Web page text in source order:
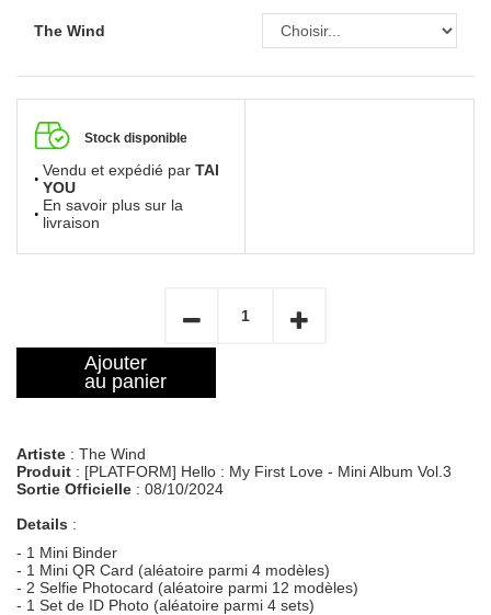
The Wind
Stock disponible
Vendu et expédié par TAI
YOU
En savoir plus sur la
livraison
Ajouter
au panier
Artiste : The Wind
Produit : [PLATFORM] Hello : My First Love - Mini Album Vol.3
Sortie Officielle : 08/10/2024
Details :
- 1 Mini Binder
- 1 Mini QR Card (aléatoire parmi 4 modèles)
- 2 Selfie Photocard (aléatoire parmi 12 modèles)
- 1 Set de ID Photo (aléatoire parmi 4 sets)